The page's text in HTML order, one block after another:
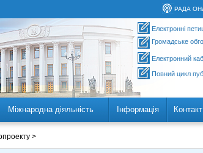
РАДА
Електронні
Громадське
Електронний
Повний цикл
Міжнародна діяльність Інформація
>